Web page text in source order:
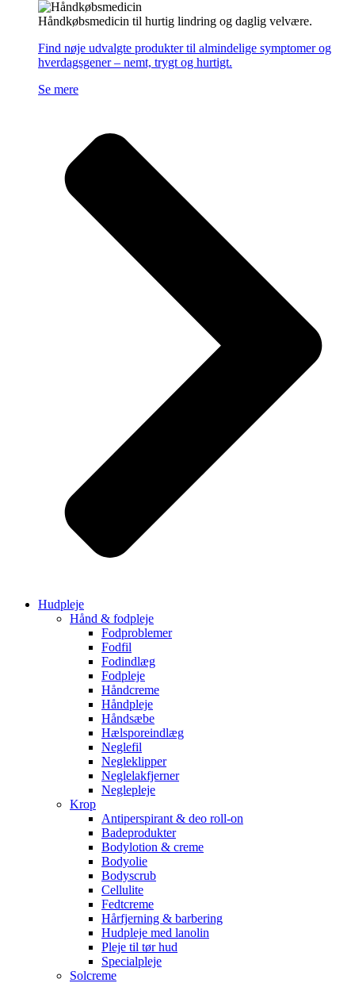
Håndkøbsmedicin til hurtig lindring og daglig velvære.
Find nøje udvalgte produkter til almindelige symptomer og
hverdagsgener – nemt, trygt og hurtigt.
Se mere
Hudpleje
Hånd & fodpleje
Fodproblemer
Fodfil
Fodindlæg
Fodpleje
Håndcreme
Håndpleje
Håndsæbe
Hælsporeindlæg
Neglefil
Negleklipper
Neglelakfjerner
Neglepleje
Krop
Antiperspirant & deo roll-on
Badeprodukter
Bodylotion & creme
Bodyolie
Bodyscrub
Cellulite
Fedtcreme
Hårfjerning & barbering
Hudpleje med lanolin
Pleje til tør hud
Specialpleje
Solcreme